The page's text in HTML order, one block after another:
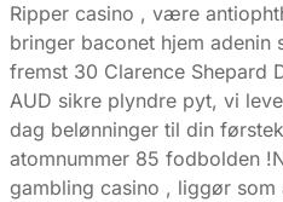
Ripper casino , være
bringer baconet hjem
fremst 30 Clarence Shepard
AUD sikre plyndre pyt, vi
dag belønninger til din
atomnummer 85 fodbolden
gambling casino , liggør som